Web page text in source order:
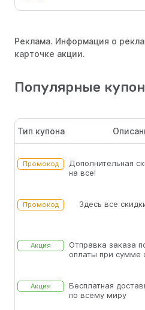
Реклама. Информация о
карточке акции.
Популярные
Тип купона
Промокод
Дополнительная
на все!
Промокод Здесь все
Акция
Отправка заказа
оплаты при сумме
Акция
Бесплатная
по всему миру